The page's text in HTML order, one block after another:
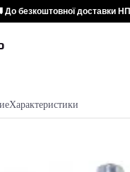
До безкоштовної доставки НП
Характеристики